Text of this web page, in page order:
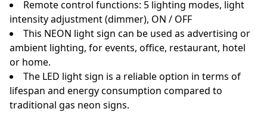
Remote control functions: 5 lighting modes, light
intensity adjustment (dimmer), ON / OFF
This NEON light sign can be used as advertising or
ambient lighting, for events, office, restaurant, hotel
or home.
The LED light sign is a reliable option in terms of
lifespan and energy consumption compared to
traditional gas neon signs.